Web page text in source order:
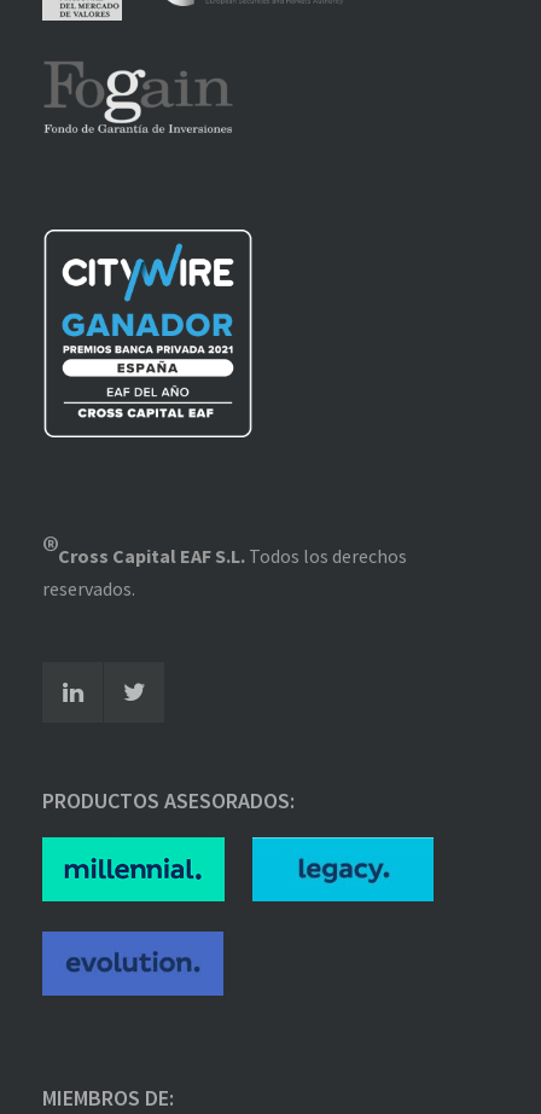
®Cross Capital EAF S.L. Todos los derechos
reservados.
PRODUCTOS ASESORADOS:
MIEMBROS DE: